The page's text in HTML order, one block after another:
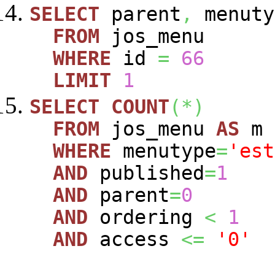
SELECT parent ,
FROM jos_menu
WHERE id =
66
LIMIT
1
SELECT
COUNT(*)
FROM jos_menu AS m
WHERE menutype=
AND published=1
AND parent=0
AND ordering <
1
AND access <=
'0'